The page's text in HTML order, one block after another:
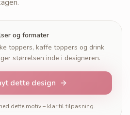
og formater
toppers, kaffe toppers og drink
størrelsen inde i designeren.
dette design
dette motiv – klar til tilpasning.